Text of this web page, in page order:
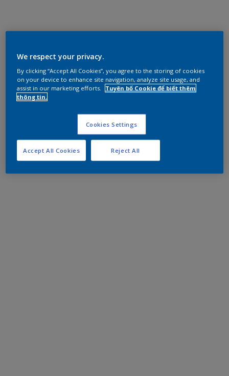
We respect your privacy.
By clicking “Accept All Cookies”, you agree to the storing of cookies
on your device to enhance site navigation, analyze site usage, and
assist in our marketing efforts.
Tuyên bố Cookie để biết thêm
thông tin.
Cookies Settings
Reject All
Accept All Cookies